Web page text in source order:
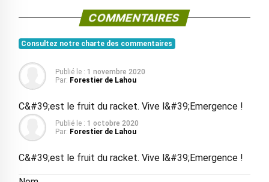
COMMENTAIRES
Consultez notre charte des commentaires
Publié le : 1 novembre 2020
Par: Forestier de Lahou
C&#39;est le fruit du racket. Vive l&#39;Emergence !
Publié le : 1 octobre 2020
Par: Forestier de Lahou
C&#39;est le fruit du racket. Vive l&#39;Emergence !